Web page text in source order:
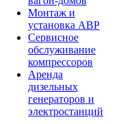
Монтаж и
установка АВР
Сервисное
обслуживание
компрессоров
Аренда
дизельных
генераторов и
электростанций